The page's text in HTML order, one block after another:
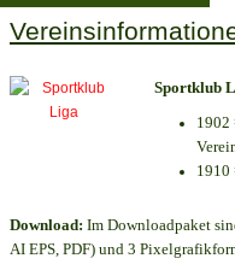
Sportklub
1902
1910
Download: Im Downloadpaket
AI EPS, PDF) und 3